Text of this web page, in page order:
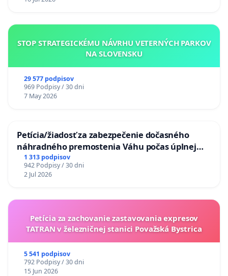
STOP STRATEGICKÉMU NÁVRHU VETERNÝCH PARKOV
NA SLOVENSKU
29 577 podpisov
969 Podpisy / 30 dni
7 May 2026
Petícia/žiadosť za zabezpečenie dočasného
náhradného premostenia Váhu počas úplnej
uzávery Vážskeho mosta v Komárne
1 313 podpisov
942 Podpisy / 30 dni
2 Jul 2026
Petícia za zachovanie zastavovania expresov
TATRAN v železničnej stanici Považská Bystrica
5 541 podpisov
792 Podpisy / 30 dni
15 Jun 2026